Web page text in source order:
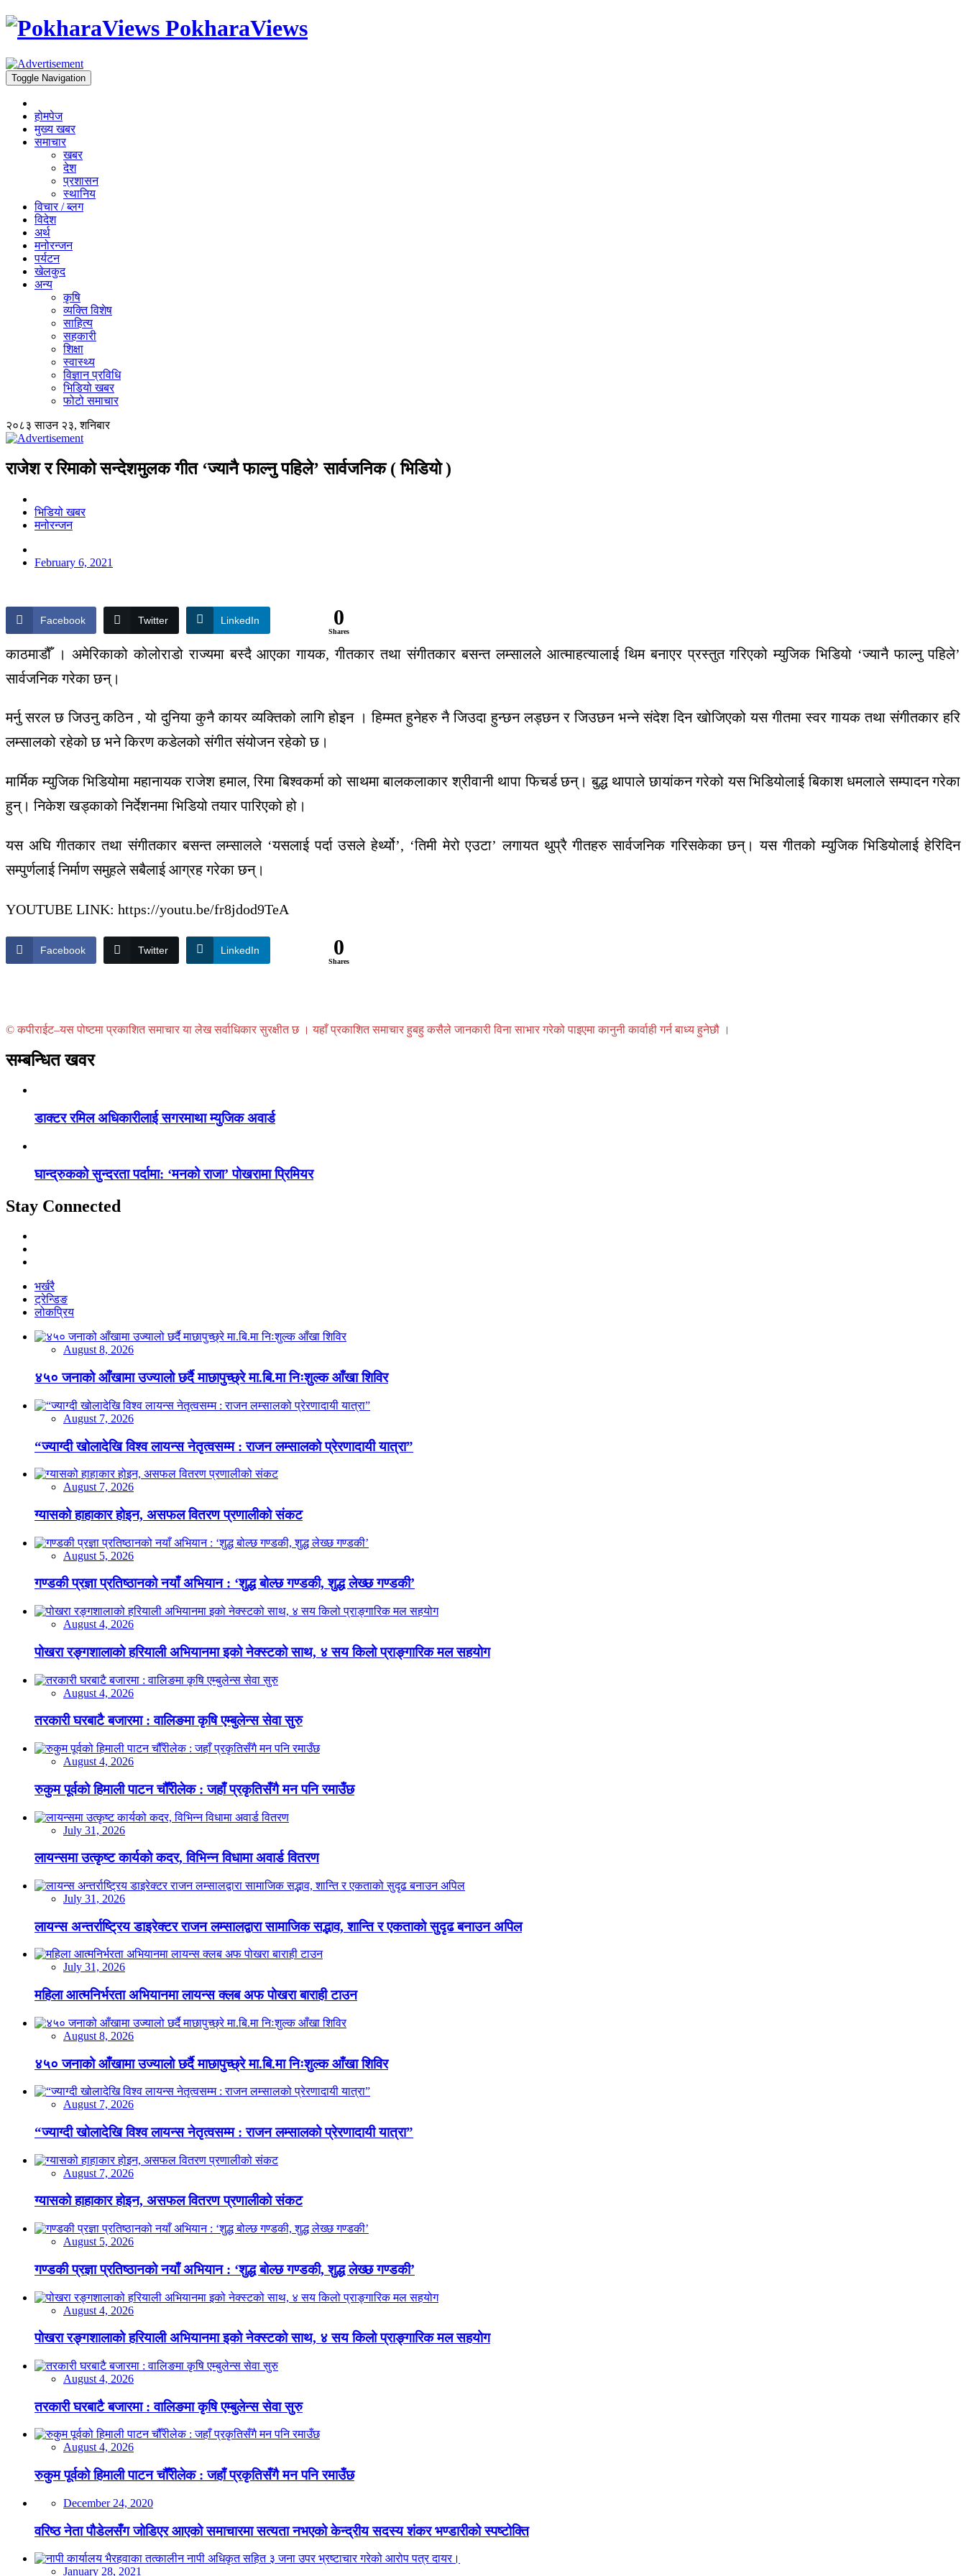
PokharaViews
Toggle Navigation
होमपेज
मुख्य खबर
समाचार
खबर
देश
प्रशासन
स्थानिय
विचार / ब्लग
विदेश
अर्थ
मनोरन्जन
पर्यटन
खेलकुद
अन्य
कृषि
व्यक्ति विशेष
साहित्य
सहकारी
शिक्षा
स्वास्थ्य
विज्ञान प्रविधि
भिडियो खबर
फोटो समाचार
२०८३ साउन २३, शनिबार
राजेश र रिमाको सन्देशमुलक गीत ‘ज्यानै फाल्नु पहिले’ सार्वजनिक ( भिडियो )
भिडियो खबर
मनोरन्जन
February 6, 2021
Facebook Twitter LinkedIn 0
Shares
काठमाडौँ । अमेरिकाको कोलोराडो राज्यमा बस्दै आएका गायक, गीतकार तथा संगीतकार बसन्त लम्सालले आत्माहत्यालाई थिम बनाएर प्रस्तुत गरिएको म्युजिक भिडियो ‘ज्यानै फाल्नु पहिले’
सार्वजनिक गरेका छन्।
मर्नु सरल छ जिउनु कठिन , यो दुनिया कुनै कायर व्यक्तिको लागि होइन । हिम्मत हुनेहरु नै जिउदा हुन्छन लड्छन र जिउछन भन्ने संदेश दिन खोजिएको यस गीतमा स्वर गायक तथा संगीतकार हरि
लम्सालको रहेको छ भने किरण कडेलको संगीत संयोजन रहेको छ।
मार्मिक म्युजिक भिडियोमा महानायक राजेश हमाल, रिमा बिश्वकर्मा को साथमा बालकलाकार श्रीवानी थापा फिचर्ड छन्। बुद्ध थापाले छायांकन गरेको यस भिडियोलाई बिकाश धमलाले सम्पादन गरेका
हुन्। निकेश खड्काको निर्देशनमा भिडियो तयार पारिएको हो।
यस अघि गीतकार तथा संगीतकार बसन्त लम्सालले ‘यसलाई पर्दा उसले हेर्थ्यो’, ‘तिमी मेरो एउटा’ लगायत थुप्रै गीतहरु सार्वजनिक गरिसकेका छन्। यस गीतको म्युजिक भिडियोलाई हेरिदिन
सम्पुर्णलाई निर्माण समुहले सबैलाई आग्रह गरेका छन्।
YOUTUBE LINK: https://youtu.be/fr8jdod9TeA
Facebook Twitter LinkedIn 0
Shares
© कपीराईट–यस पोष्टमा प्रकाशित समाचार या लेख सर्वाधिकार सुरक्षीत छ । यहाँ प्रकाशित समाचार हुबहु कसैले जानकारी विना साभार गरेको पाइएमा कानुनी कार्वाही गर्न बाध्य हुनेछौ ।
सम्बन्धित खवर
डाक्टर रमिल अधिकारीलाई सगरमाथा म्युजिक अवार्ड
घान्द्रुकको सुन्दरता पर्दामा: ‘मनको राजा’ पोखरामा प्रिमियर
Stay Connected
भर्खरै
ट्रेन्डिङ
लोकप्रिय
August 8, 2026
४५० जनाको आँखामा उज्यालो छर्दै माछापुच्छ्रे मा.बि.मा निःशुल्क आँखा शिविर
August 7, 2026
“ज्याग्दी खोलादेखि विश्व लायन्स नेतृत्वसम्म : राजन लम्सालको प्रेरणादायी यात्रा”
August 7, 2026
ग्यासको हाहाकार होइन, असफल वितरण प्रणालीको संकट
August 5, 2026
गण्डकी प्रज्ञा प्रतिष्ठानको नयाँ अभियान : ‘शुद्ध बोल्छ गण्डकी, शुद्ध लेख्छ गण्डकी’
August 4, 2026
पोखरा रङ्गशालाको हरियाली अभियानमा इको नेक्स्टको साथ, ४ सय किलो प्राङ्गारिक मल सहयोग
August 4, 2026
तरकारी घरबाटै बजारमा : वालिङमा कृषि एम्बुलेन्स सेवा सुरु
August 4, 2026
रुकुम पूर्वको हिमाली पाटन चौँरीलेक : जहाँ प्रकृतिसँगै मन पनि रमाउँछ
July 31, 2026
लायन्समा उत्कृष्ट कार्यको कदर, विभिन्न विधामा अवार्ड वितरण
July 31, 2026
लायन्स अन्तर्राष्ट्रिय डाइरेक्टर राजन लम्सालद्वारा सामाजिक सद्भाव, शान्ति र एकताको सुदृढ बनाउन अपिल
July 31, 2026
महिला आत्मनिर्भरता अभियानमा लायन्स क्लब अफ पोखरा बाराही टाउन
August 8, 2026
४५० जनाको आँखामा उज्यालो छर्दै माछापुच्छ्रे मा.बि.मा निःशुल्क आँखा शिविर
August 7, 2026
“ज्याग्दी खोलादेखि विश्व लायन्स नेतृत्वसम्म : राजन लम्सालको प्रेरणादायी यात्रा”
August 7, 2026
ग्यासको हाहाकार होइन, असफल वितरण प्रणालीको संकट
August 5, 2026
गण्डकी प्रज्ञा प्रतिष्ठानको नयाँ अभियान : ‘शुद्ध बोल्छ गण्डकी, शुद्ध लेख्छ गण्डकी’
August 4, 2026
पोखरा रङ्गशालाको हरियाली अभियानमा इको नेक्स्टको साथ, ४ सय किलो प्राङ्गारिक मल सहयोग
August 4, 2026
तरकारी घरबाटै बजारमा : वालिङमा कृषि एम्बुलेन्स सेवा सुरु
August 4, 2026
रुकुम पूर्वको हिमाली पाटन चौँरीलेक : जहाँ प्रकृतिसँगै मन पनि रमाउँछ
December 24, 2020
वरिष्ठ नेता पौडेलसँग जोडिएर आएको समाचारमा सत्यता नभएको केन्द्रीय सदस्य शंकर भण्डारीको स्पष्टोक्ति
January 28, 2021